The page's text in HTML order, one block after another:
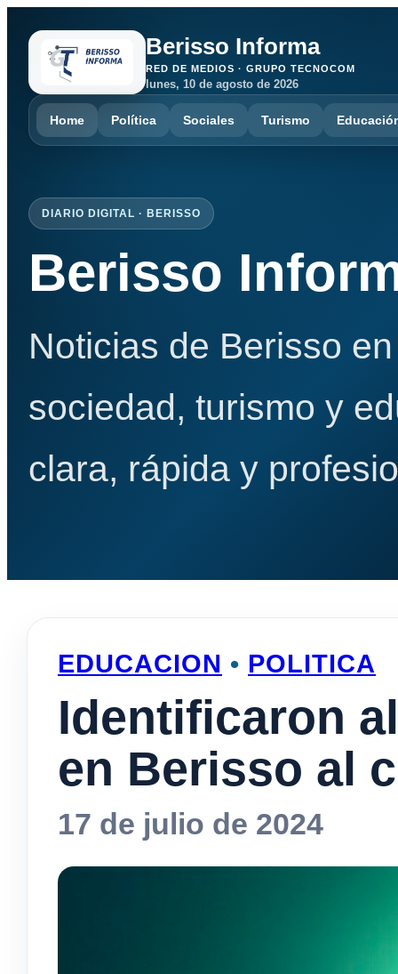
Berisso Informa
RED DE MEDIOS · GRUPO TECNOCOM
lunes, 10 de agosto de 2026
Home Política Sociales Turismo
DIARIO DIGITAL · BERISSO
Berisso
Noticias de Berisso
sociedad, turismo y
clara, rápida y
EDUCACION • POLITICA
Identificaron
en Berisso al
17 de julio de 2024